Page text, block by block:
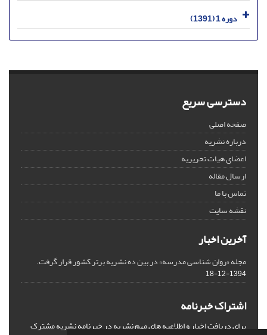
دوره 1 (1391)
دسترسی سریع
صفحه اصلی
درباره نشریه
اعضای هیات تحریریه
ارسال مقاله
تماس با ما
نقشه سایت
آخرین اخبار
مجله «روان شناسی مدرسه» در بین ده نشریه برتر کشور قرار گرفت.
1394-12-18
اشتراک خبرنامه
برای دریافت اخبار و اطلاعیه های مهم نشریه در خبرنامه نشریه مشترک